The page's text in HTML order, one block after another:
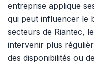
entreprise applique
qui peut influencer le
secteurs de Riantec,
intervenir plus
des disponibilités ou